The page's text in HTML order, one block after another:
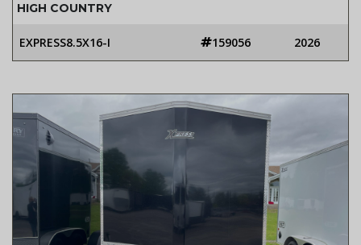
HIGH COUNTRY
EXPRESS8.5X16-I 159056 2026